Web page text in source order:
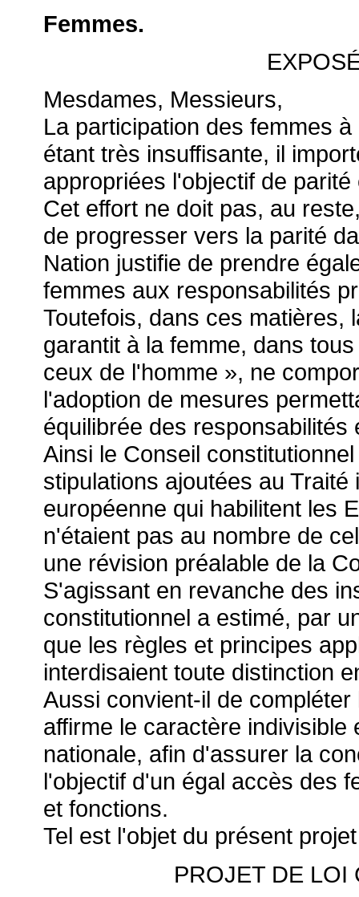
Femmes.
Mesdames, Messieurs,
La participation des femmes
étant très insuffisante, il
appropriées l'objectif de
Cet effort ne doit pas, au
de progresser vers la parité
Nation justifie de prendre
femmes aux responsabilités
Toutefois, dans ces matières,
garantit à la femme, dans
ceux de l'homme », ne
l'adoption de mesures
équilibrée des
Ainsi le Conseil
stipulations ajoutées au
européenne qui habilitent les
n'étaient pas au nombre de
une révision préalable de la
S'agissant en revanche des
constitutionnel a estimé, par
que les règles et principes
interdisaient toute distinction
Aussi convient-il de
affirme le caractère
nationale, afin d'assurer la
l'objectif d'un égal accès des
et fonctions.
Tel est l'objet du présent
PROJET DE LOI